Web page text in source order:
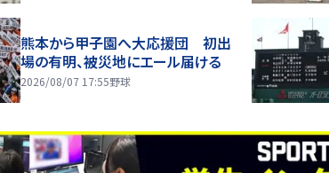
熊本から甲子園へ大応援団 初出
場の有明、被災地にエール届ける
2026/08/07 17:55野球